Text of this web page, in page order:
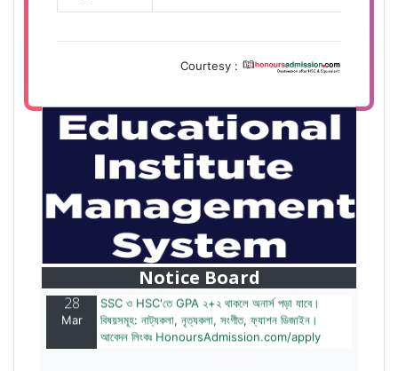
Courtesy :
Notice Board
বাজেটের মধ্যে প্রাইভেট ইউনিভার্সিটিতে অনার্স পড়ার সুযোগ।
২০টির অধিক বিষয়, ৪ বছরে মোট খরচ ২ লক্ষ থেকে ৫ লক্ষ টাকা।
আবেদন লিংকঃ HonoursAdmission.com/apply
28
Mar
SSC ও HSC'তে GPA ২+২ থাকলে অনার্স পড়া যাবে।
বিষয়সমূহ: নাট্যকলা, নৃত্যকলা, সংগীত, ফ্যাশন ডিজাইন।
আবেদন লিংকঃ HonoursAdmission.com/apply